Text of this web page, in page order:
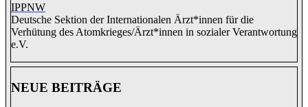
IPPNW
Deutsche Sektion der Internationalen Ärzt*innen für die
Verhütung des Atomkrieges/Ärzt*innen in sozialer Verantwortung
e.V.
NEUE BEITRÄGE